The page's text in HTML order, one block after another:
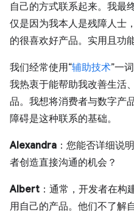
自己的方式联系起来。我最
仅是因为我本人是残障人士
的很喜欢好产品。实用且功
我们经常使用“辅助技术”一
我热衷于能帮助我改善生活
品。我想将消费者与数字产
障碍是这种联系的基础。
Alexandra ：您能否详细说
者创造直接沟通的机会？
Albert ：通常，开发者在构
用自己的产品。他们不了解